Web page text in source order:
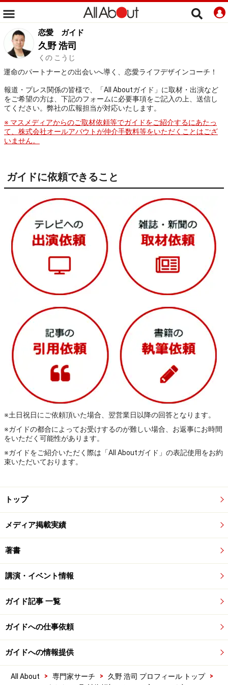
恋愛 ガイド
久野 浩司
くの こうじ
運命のパートナーとの出会いへ導く、恋愛ライフデザインコーチ！
報道・プレス関係の皆様で、「All Aboutガイド」に取材・出演など
をご希望の方は、下記のフォームに必要事項をご記入の上、送信し
てください。弊社の広報担当が対応いたします。
※ マスメディアからのご取材依頼等でガイドをご紹介するにあたっ
て、株式会社オールアバウトが仲介手数料等をいただくことはござ
いません。
ガイドに依頼できること
※土日祝日にご依頼頂いた場合、翌営業日以降の回答となります。
※ガイドの都合によってお受けするのが難しい場合、お返事にお時間
をいただく可能性があります。
※ガイドをご紹介いただく際は「All Aboutガイド」の表記使用をお約
束いただいております。
トップ
メディア掲載実績
著書
講演・イベント情報
ガイド記事 一覧
ガイドへの仕事依頼
ガイドへの情報提供
All About > 専門家サーチ > 久野 浩司 プロフィール トップ
>